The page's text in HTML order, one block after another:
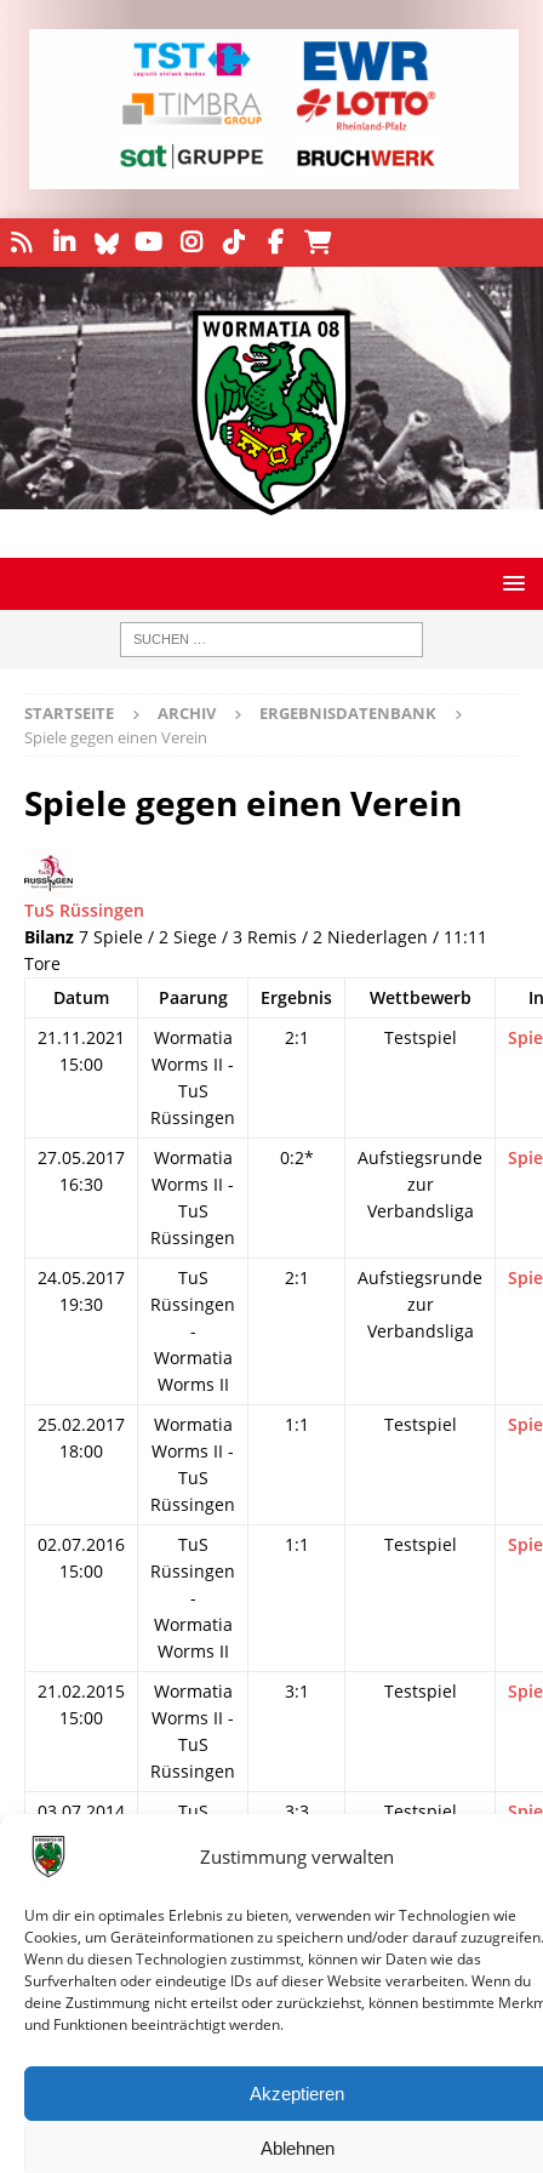
Zustimmung verwalten
Um dir ein optimales Erlebnis zu bieten, verwenden wir Technologien wie
Cookies, um Geräteinformationen zu speichern und/oder darauf zuzugreifen.
Wenn du diesen Technologien zustimmst, können wir Daten wie das
Surfverhalten oder eindeutige IDs auf dieser Website verarbeiten. Wenn du
deine Zustimmung nicht erteilst oder zurückziehst, können bestimmte
und Funktionen beeinträchtigt werden.
Akzeptieren
Ablehnen
STARTSEITE ARCHIV
ERGEBNISDATENBANK
Spiele gegen einen Verein
Spiele gegen einen Verein
TuS Rüssingen
Bilanz 7 Spiele / 2 Siege / 3 Remis / 2 Niederlagen / 11:11
Tore
Datum
Paarung Ergebnis Wettbewerb
21.11.2021
15:00
Wormatia
Worms II -
TuS
Rüssingen
2:1 Testspiel
27.05.2017
16:30
Wormatia
Worms II -
TuS
Rüssingen
0:2*
Aufstiegsrunde
zur
Verbandsliga
24.05.2017
19:30
TuS
Rüssingen
-
Wormatia
Worms II
2:1
Aufstiegsrunde
zur
Verbandsliga
25.02.2017
18:00
Wormatia
Worms II -
TuS
Rüssingen
1:1 Testspiel
02.07.2016
15:00
TuS
Rüssingen
-
Wormatia
Worms II
1:1 Testspiel
21.02.2015
15:00
Wormatia
Worms II -
TuS
Rüssingen
3:1 Testspiel
03.07.2014
19:30
TuS
Worms II
3:3 Testspiel
© VfR Wormatia Worms